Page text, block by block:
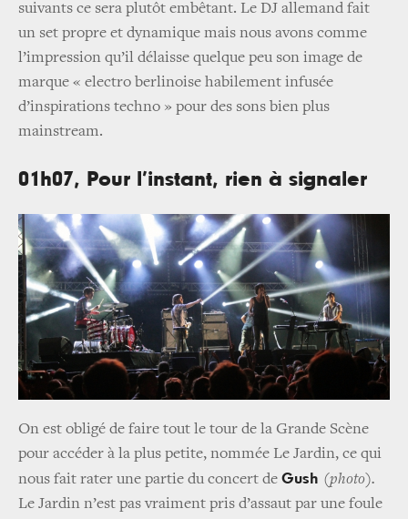
suivants ce sera plutôt embêtant. Le DJ allemand fait
un set propre et dynamique mais nous avons comme
l’impression qu’il délaisse quelque peu son image de
marque « electro berlinoise habilement infusée
d’inspirations techno » pour des sons bien plus
mainstream.
01h07, Pour l’instant, rien à signaler
On est obligé de faire tout le tour de la Grande Scène
pour accéder à la plus petite, nommée Le Jardin, ce qui
nous fait rater une partie du concert de Gush (photo).
Le Jardin n’est pas vraiment pris d’assaut par une foule